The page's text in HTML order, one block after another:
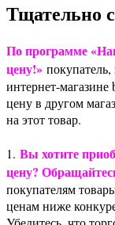
Тщательно
По программе
цену!»
интернет-
цену в другом
на этот товар.
1. Вы хотите
цену?
покупателям
ценам ниже